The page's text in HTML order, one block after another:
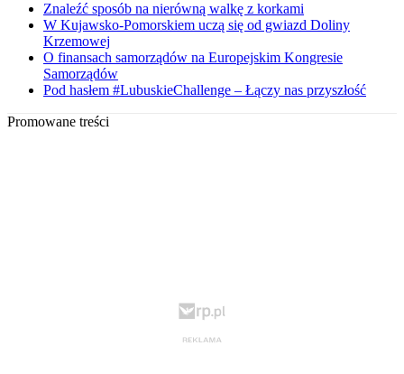
Znaleźć sposób na nierówną walkę z korkami
W Kujawsko-Pomorskiem uczą się od gwiazd Doliny
Krzemowej
O finansach samorządów na Europejskim Kongresie
Samorządów
Pod hasłem #LubuskieChallenge – Łączy nas przyszłość
Promowane treści